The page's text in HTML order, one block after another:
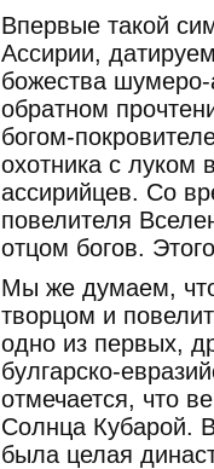
Впервые такой
Ассирии,
божества
обратном
богом-
охотника с
ассирийцев. Со
повелителя
отцом богов.
Мы же думаем,
творцом и
одно из первых,
булгарско-
отмечается, что
Солнца Кубарой.
была целая